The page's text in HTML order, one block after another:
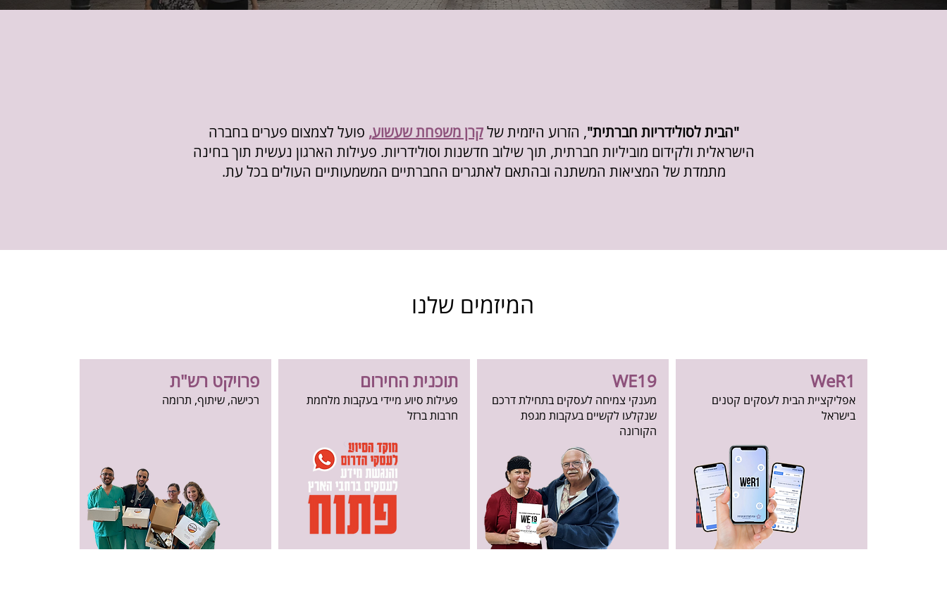
"הבית לסולידריות חברתית", הזרוע היזמית שלקרן משפחת שעשוע, פועל לצמצום פערים בחברה
הישראלית ולקידום מוביליות חברתית, תוך שילוב חדשנות וסולידריות. פעילות הארגון נעשית תוך בחינה
מתמדת של המציאות המשתנה ובהתאם לאתגרים החברתיים המשמעותיים העולים בכל עת.
המיזמים שלנו
WeR1
אפליקציית הביתלעסקים קטנים
בישראל
WE19
​מענקי צמיחה לעסקים בתחילת דרכם
שנקלעו לקשיים בעקבות מגפת
הקורונה
תוכנית החירום
פעילות סיוע מיידי בעקבות מלחמת
חרבות ברזל
פרויקט רש"ת
רכישה, שיתוף, תרומה